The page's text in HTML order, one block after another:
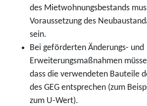
des Mietwohnungsbestands
Voraussetzung des
sein.
Bei geförderten Änderungs- und
Erweiterungsmaßnahmen
dass die verwendeten Bauteile
des GEG entsprechen (zum
zum U-Wert).